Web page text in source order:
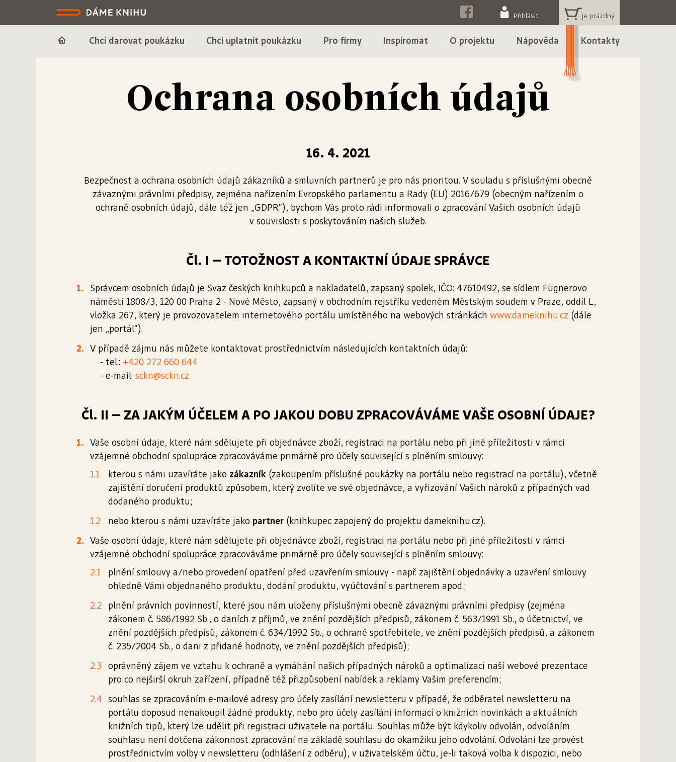
Přihlásit
Chci darovat poukázku Chci uplatnit poukázku Pro firmy Inspiromat O projektu Nápověda Kontakty
KOŠÍK
Ochrana osobních údajů
16. 4. 2021
Bezpečnost a ochrana osobních údajů zákazníků a smluvních partnerů je pro nás prioritou. V souladu s příslušnými obecně
závaznými právními předpisy, zejména nařízením Evropského parlamentu a Rady (EU) 2016/679 (obecným nařízením o
ochraně osobních údajů, dále též jen „GDPR“), bychom Vás proto rádi informovali o zpracování Vašich osobních údajů
v souvislosti s poskytováním našich služeb.
Čl. I – TOTOŽNOST A KONTAKTNÍ ÚDAJE SPRÁVCE
Správcem osobních údajů je Svaz českých knihkupců a nakladatelů, zapsaný spolek, IČO: 47610492, se sídlem Fügnerovo
náměstí 1808/3, 120 00 Praha 2 - Nové Město, zapsaný v obchodním rejstříku vedeném Městským soudem v Praze, oddíl L,
vložka 267, který je provozovatelem internetového portálu umístěného na webových stránkách www.dameknihu.cz (dále
jen „portál“).
V případě zájmu nás můžete kontaktovat prostřednictvím následujících kontaktních údajů:
- tel.: +420 272 660 644
- e-mail: sckn@sckn.cz
Čl. II – ZA JAKÝM ÚČELEM A PO JAKOU DOBU ZPRACOVÁVÁME VAŠE OSOBNÍ ÚDAJE?
Vaše osobní údaje, které nám sdělujete při objednávce zboží, registraci na portálu nebo při jiné příležitosti v rámci
vzájemné obchodní spolupráce zpracováváme primárně pro účely související s plněním smlouvy:
kterou s námi uzavíráte jako zákazník (zakoupením příslušné poukázky na portálu nebo registrací na portálu), včetně
zajištění doručení produktů způsobem, který zvolíte ve své objednávce, a vyřizování Vašich nároků z případných vad
dodaného produktu;
nebo kterou s námi uzavíráte jako partner (knihkupec zapojený do projektu dameknihu.cz).
Vaše osobní údaje, které nám sdělujete při objednávce zboží, registraci na portálu nebo při jiné příležitosti v rámci
vzájemné obchodní spolupráce zpracováváme primárně pro účely související s plněním smlouvy:
plnění smlouvy a/nebo provedení opatření před uzavřením smlouvy - např. zajištění objednávky a uzavření smlouvy
ohledně Vámi objednaného produktu, dodání produktu, vyúčtování s partnerem apod.;
plnění právních povinností, které jsou nám uloženy příslušnými obecně závaznými právními předpisy (zejména
zákonem č. 586/1992 Sb., o daních z příjmů, ve znění pozdějších předpisů, zákonem č. 563/1991 Sb., o účetnictví, ve
znění pozdějších předpisů, zákonem č. 634/1992 Sb., o ochraně spotřebitele, ve znění pozdějších předpisů, a zákonem
č. 235/2004 Sb., o dani z přidané hodnoty, ve znění pozdějších předpisů);
oprávněný zájem ve vztahu k ochraně a vymáhání našich případných nároků a optimalizaci naší webové prezentace
pro co nejširší okruh zařízení, případně též přizpůsobení nabídek a reklamy Vašim preferencím;
souhlas se zpracováním e-mailové adresy pro účely zasílání newsletteru v případě, že odběratel newsletteru na
portálu doposud nenakoupil žádné produkty, nebo pro účely zasílání informací o knižních novinkách a aktuálních
knižních tipů, který lze udělit při registraci uživatele na portálu. Souhlas může být kdykoliv odvolán, odvoláním
souhlasu není dotčena zákonnost zpracování na základě souhlasu do okamžiku jeho odvolání. Odvolání lze provést
prostřednictvím volby v newsletteru (odhlášení z odběru), v uživatelském účtu, je-li taková volba k dispozici, nebo